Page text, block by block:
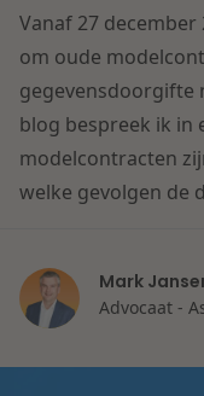
Energie
Vastgoed
Dichtbij de
Lees meer
Internationale
Nieuws
Contact
Nederlands
Vanaf 27
om oude
gegevensdoorgifte
blog bespreek ik in
modelcontracten
welke gevolgen de
Mark
Advocaat -